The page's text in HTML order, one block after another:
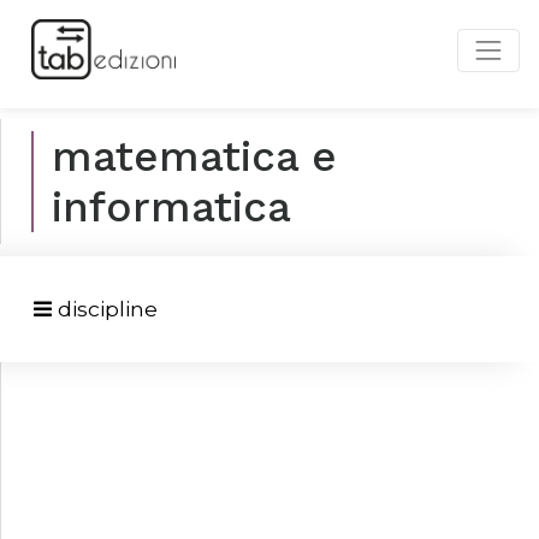
matematica e
informatica
discipline